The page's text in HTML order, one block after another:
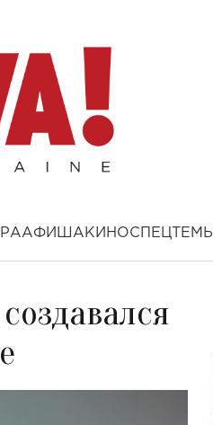
АФИША КИНОСПЕЦТЕМЫ